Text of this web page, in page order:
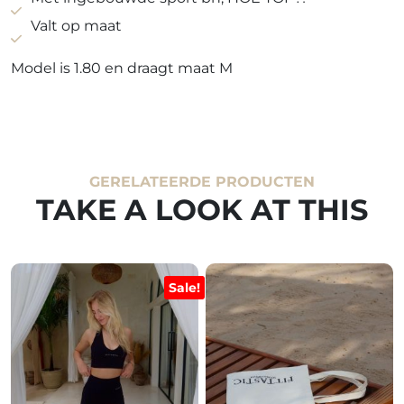
aantal
Valt op maat
Model is 1.80 en draagt maat M
GERELATEERDE PRODUCTEN
TAKE A LOOK AT THIS
Sale!